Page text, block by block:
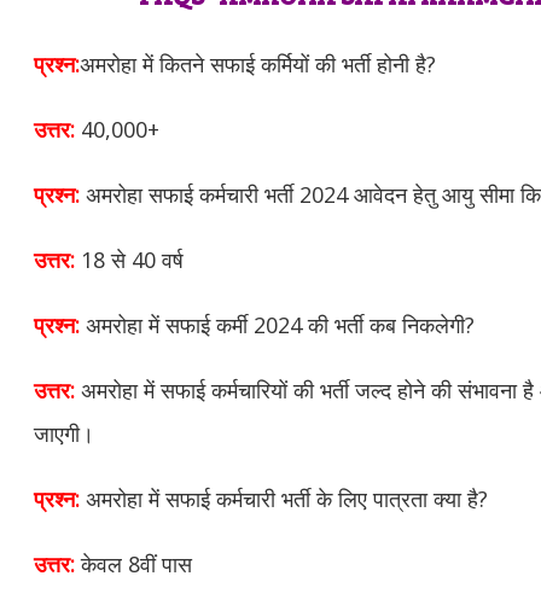
प्रश्न:अमरोहा में कितने सफाई कर्मियों की भर्ती होनी है?
उत्तर: 40,000+
प्रश्न: अमरोहा सफाई कर्मचारी भर्ती 2024 आवेदन हेतु आयु सीमा
उत्तर: 18 से 40 वर्ष
प्रश्न: अमरोहा में सफाई कर्मी 2024 की भर्ती कब निकलेगी?
उत्तर: अमरोहा में सफाई कर्मचारियों की भर्ती जल्द होने की
जाएगी।
प्रश्न: अमरोहा में सफाई कर्मचारी भर्ती के लिए पात्रता क्या है?
उत्तर:केवल 8वीं पास